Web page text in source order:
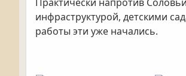
инфраструктурой, детскими
работы эти уже начались.